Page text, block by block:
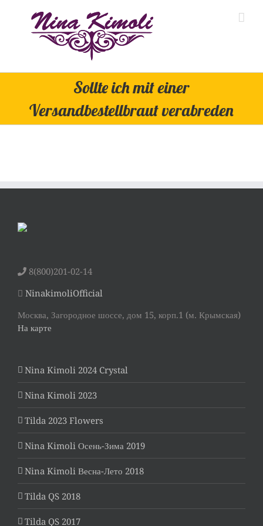
Sollte ich mit einer
Versandbestellbraut verabreden
8(800)201-02-14
NinakimoliOfficial
Москва, Загородное шоссе, дом 15, корп.1 (м. Крымская)
На карте
Nina Kimoli 2024 Crystal
Nina Kimoli 2023
Tilda 2023 Flowers
Nina Kimoli Осень-Зима 2019
Nina Kimoli Весна-Лето 2018
Tilda QS 2018
Tilda QS 2017